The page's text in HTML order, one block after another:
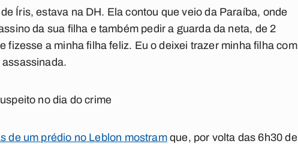
Íris, estava na DH. Ela contou que veio da Paraíba, onde
da sua filha e também pedir a guarda da neta, de 2
fizesse a minha filha feliz. Eu o deixei trazer minha filha com
assassinada.
no dia do crime
de um prédio no Leblon mostramque, por volta das 6h30 de